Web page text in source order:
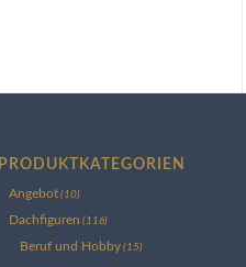
PRODUKTKATEGORIEN
Angebot (10)
Dachfiguren (116)
Beruf und Hobby (15)